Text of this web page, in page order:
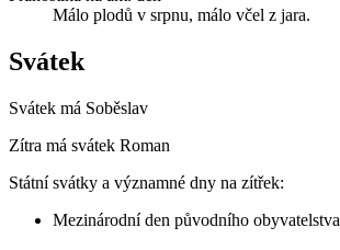
Málo plodů v srpnu, málo včel z jara.
Svátek
Svátek má Soběslav
Zítra má svátek Roman
Státní svátky a významné dny na zítřek:
Mezinárodní den původního obyvatelstva